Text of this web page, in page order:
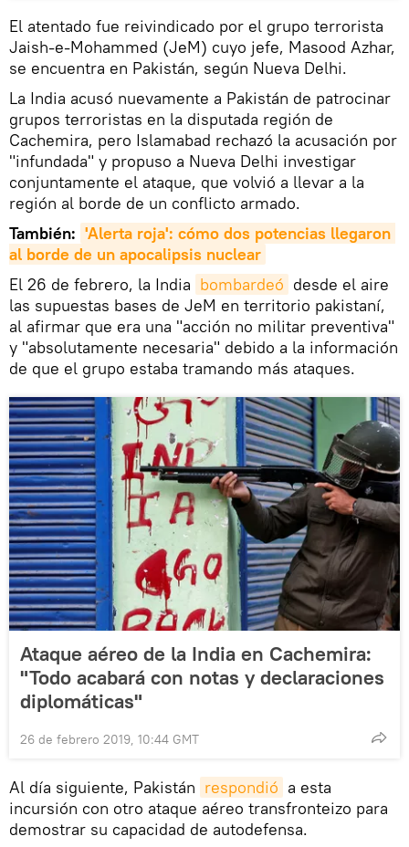
El atentado fue reivindicado por el grupo terrorista
Jaish-e-Mohammed (JeM) cuyo jefe, Masood Azhar,
se encuentra en Pakistán, según Nueva Delhi.
La India acusó nuevamente a Pakistán de patrocinar
grupos terroristas en la disputada región de
Cachemira, pero Islamabad rechazó la acusación por
"infundada" y propuso a Nueva Delhi investigar
conjuntamente el ataque, que volvió a llevar a la
región al borde de un conflicto armado.
También: 'Alerta roja': cómo dos potencias llegaron
al borde de un apocalipsis nuclear
El 26 de febrero, la India bombardeó desde el aire
las supuestas bases de JeM en territorio pakistaní,
al afirmar que era una "acción no militar preventiva"
y "absolutamente necesaria" debido a la información
de que el grupo estaba tramando más ataques.
Ataque aéreo de la India en Cachemira:
"Todo acabará con notas y declaraciones
diplomáticas"
26 de febrero 2019, 10:44 GMT
Al día siguiente, Pakistán respondió a esta
incursión con otro ataque aéreo transfronteizo para
demostrar su capacidad de autodefensa.